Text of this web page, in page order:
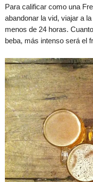
Para calificar como una
abandonar la vid, viajar a
menos de 24 horas.
beba, más intenso será el